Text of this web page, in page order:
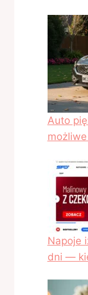
Auto
Napoje
dni —